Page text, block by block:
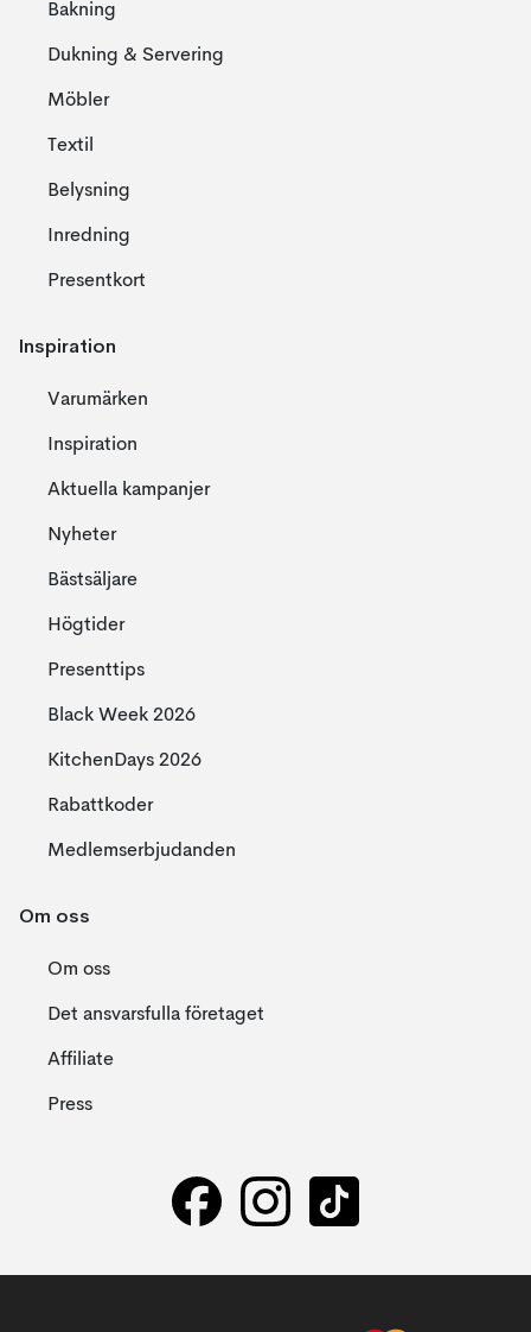
Bakning
Dukning & Servering
Möbler
Textil
Belysning
Inredning
Presentkort
Inspiration
Varumärken
Inspiration
Aktuella kampanjer
Nyheter
Bästsäljare
Högtider
Presenttips
Black Week 2026
KitchenDays 2026
Rabattkoder
Medlemserbjudanden
Om oss
Om oss
Det ansvarsfulla företaget
Affiliate
Press